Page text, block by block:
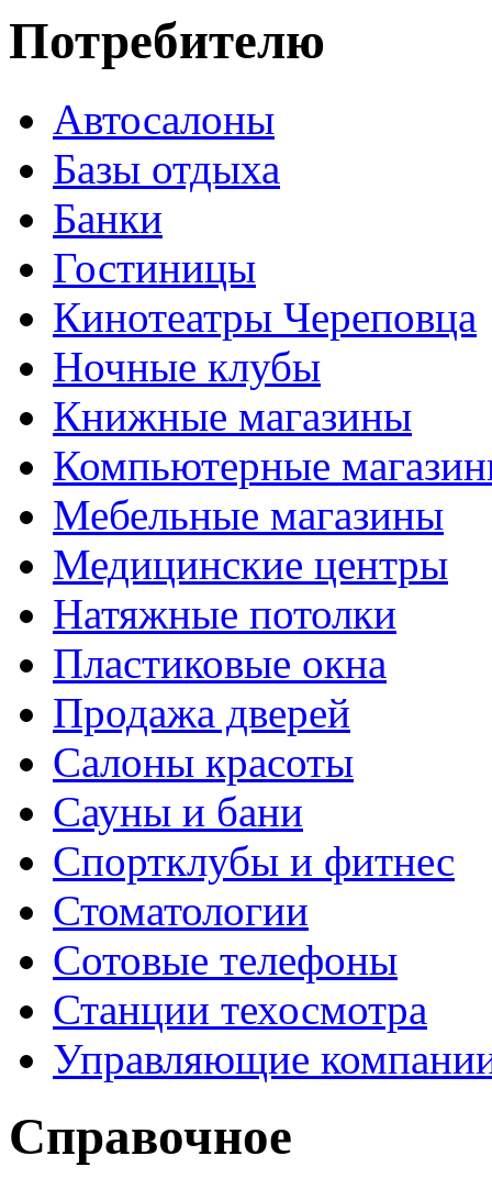
Потребителю
Автосалоны
Базы отдыха
Банки
Гостиницы
Кинотеатры Череповца
Ночные клубы
Книжные магазины
Компьютерные
Мебельные магазины
Медицинские центры
Натяжные потолки
Пластиковые окна
Продажа дверей
Салоны красоты
Сауны и бани
Спортклубы и фитнес
Стоматологии
Сотовые телефоны
Станции техосмотра
Управляющие
Справочное